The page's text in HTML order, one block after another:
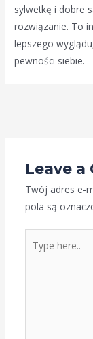
sylwetkę i dobre
rozwiązanie. To
lepszego
pewności siebie.
Leave a
Twój adres e-
pola są
here..